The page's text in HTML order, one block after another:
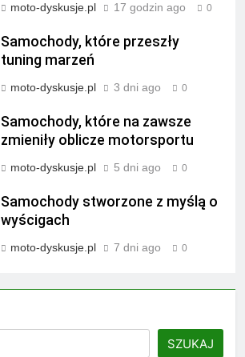
moto-dyskusje.pl 17 godzin ago 0
Samochody, które przeszły
tuning marzeń
moto-dyskusje.pl 3 dni ago 0
Samochody, które na zawsze
zmieniły oblicze motorsportu
moto-dyskusje.pl 5 dni ago 0
Samochody stworzone z myślą o
wyścigach
moto-dyskusje.pl 7 dni ago 0
SZUKAJ